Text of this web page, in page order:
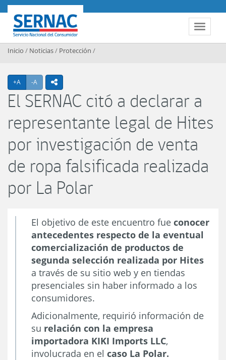
Contenido principal
Toggle
SERNAC
Inicio / Noticias/ Protección /
+A Agrandar texto
-A Achicar textoicono compartir
El SERNAC citó a declarar a
representante legal de Hites
por investigación de venta
de ropa falsificada realizada
por La Polar
El objetivo de este encuentro fue conocer
antecedentes respecto de la eventual
comercialización de productos de
segunda selección realizada por Hites
a través de su sitio web y en tiendas
presenciales sin haber informado a los
consumidores.
Adicionalmente, requirió información de
su relación con la empresa
importadora KIKI Imports LLC,
involucrada en el caso La Polar.